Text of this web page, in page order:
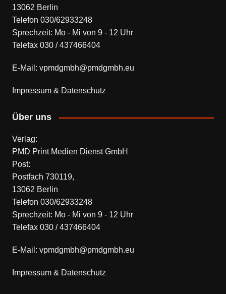
13062 Berlin
Telefon 030/62933248
Sprechzeit: Mo - Mi von 9 - 12 Uhr
Telefax 030 / 437466404
E-Mail: vpmdgmbh@pmdgmbh.eu
Impressum & Datenschutz
Über uns
Verlag:
PMD Print Medien Dienst GmbH
Post:
Postfach 730119,
13062 Berlin
Telefon 030/62933248
Sprechzeit: Mo - Mi von 9 - 12 Uhr
Telefax 030 / 437466404
E-Mail: vpmdgmbh@pmdgmbh.eu
Impressum & Datenschutz